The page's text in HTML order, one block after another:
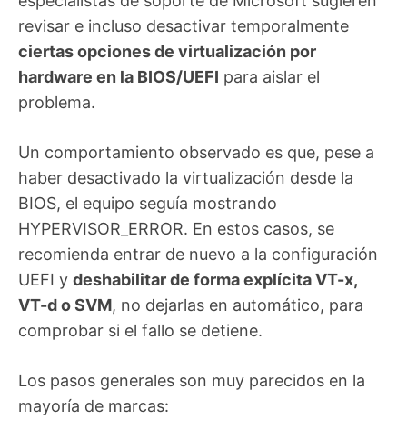
revisar e incluso desactivar temporalmente
ciertas opciones de virtualización por
hardware en la BIOS/UEFI para aislar el
problema.
Un comportamiento observado es que, pese a
haber desactivado la virtualización desde la
BIOS, el equipo seguía mostrando
HYPERVISOR_ERROR. En estos casos, se
recomienda entrar de nuevo a la configuración
UEFI y deshabilitar de forma explícita VT-x,
VT-d o SVM, no dejarlas en automático, para
comprobar si el fallo se detiene.
Los pasos generales son muy parecidos en la
mayoría de marcas: